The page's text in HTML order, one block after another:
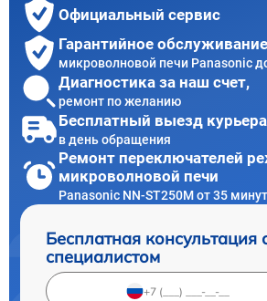
Официальный сервис
Гарантийное обслуживание
микроволновой печи Panasonic
Диагностика за наш счет,
ремонт по желанию
Бесплатный выезд курьера
в день обращения
Ремонт переключателей
микроволновой печи
Panasonic NN-ST250M от 35 минут
Бесплатная консультация
специалистом